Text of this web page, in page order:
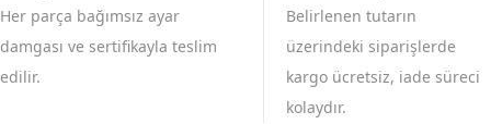
Her parça bağımsız ayar
damgası ve sertifikayla teslim
edilir.
Belirlenen tutarın
üzerindeki siparişlerde
kargo ücretsiz, iade süreci
kolaydır.